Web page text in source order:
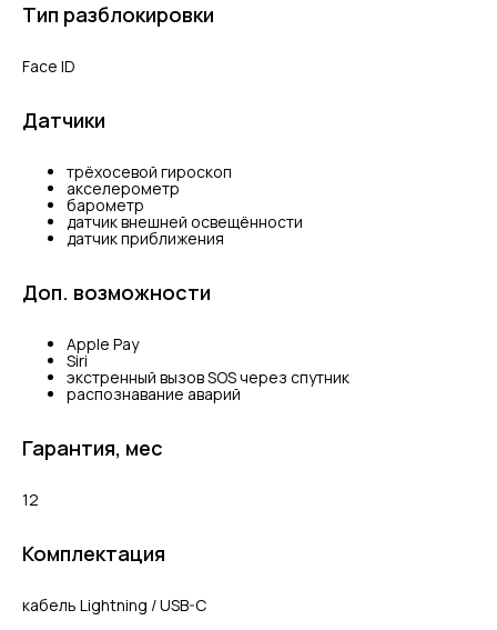
Тип разблокировки
Face ID
Датчики
трёхосевой гироскоп
акселерометр
барометр
датчик внешней освещённости
датчик приближения
Доп. возможности
Apple Pay
Siri
экстренный вызов SOS через спутник
распознавание аварий
Гарантия, мес
12
Комплектация
кабель Lightning / USB-C